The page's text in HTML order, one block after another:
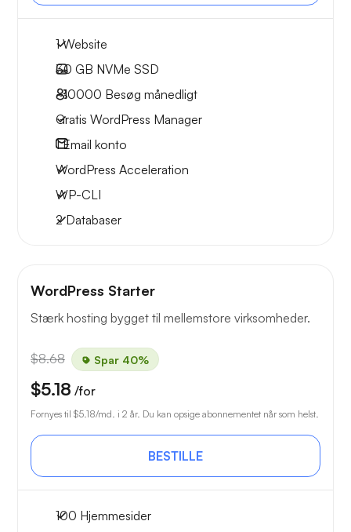
1 Website
30 GB NVMe SSD
~10000 Besøg månedligt
Gratis WordPress Manager
1Email konto
WordPress Acceleration
WP-CLI
2 Databaser
WordPress Starter
Stærk hosting bygget til mellemstore virksomheder.
$8.68 Spar 40%
$5.18 /for
Fornyes til $5.18/md. i 2 år. Du kan opsige abonnementet når som helst.
BESTILLE
100 Hjemmesider